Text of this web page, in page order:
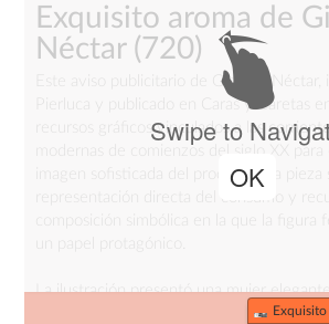
Exquisito aroma de
Néctar(720)
Este aviso publicitario de Ginebra Néctar,
Pierluca y publicado en Caras y Caretas
recursos gráficos vinculados a las
modernas de comienzos del siglo XX para
imagen sofisticada del producto. La pieza
representación directa del consumo y
La ilustración presentó una mujer
junto a una copa de gran tamaño que
Swipe to
OK